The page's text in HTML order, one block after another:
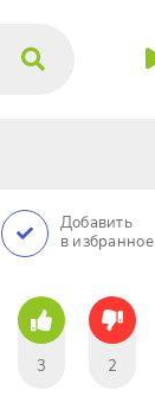
Добавить
в избранное
3 2